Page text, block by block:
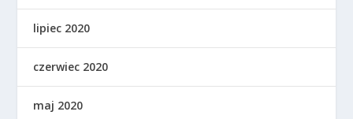
lipiec 2020
czerwiec 2020
maj 2020